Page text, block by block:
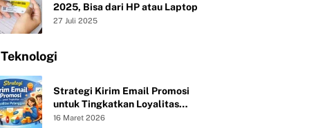
2025, Bisa dari HP atau Laptop
27 Juli 2025
Teknologi
Strategi Kirim Email Promosi
untuk Tingkatkan Loyalitas
Pelanggan
16 Maret 2026